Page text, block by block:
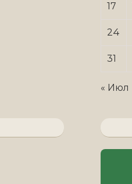
17
24
31
« Июл